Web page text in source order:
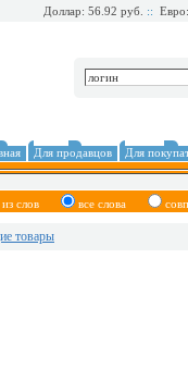
Доллар: 56.92 руб. ::
Для продавцов Для
из слов все слова
товары